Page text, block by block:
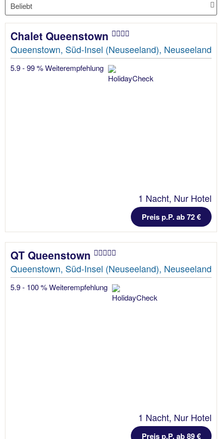
Chalet Queenstown
Queenstown, Süd-Insel (Neuseeland), Neuseeland
5.9 - 99 % Weiterempfehlung
1 Nacht, Nur Hotel
Preis p.P. ab 72 €
QT Queenstown
Queenstown, Süd-Insel (Neuseeland), Neuseeland
5.9 - 100 % Weiterempfehlung
1 Nacht, Nur Hotel
Preis p.P. ab 89 €